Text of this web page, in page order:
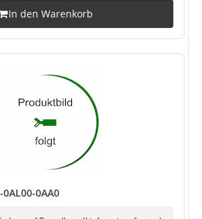
In den Warenkorb
0AA0